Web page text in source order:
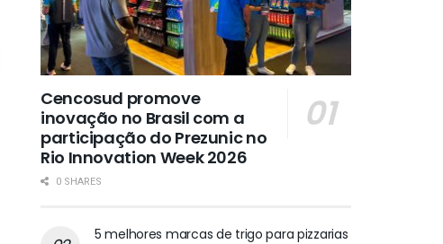
Cencosud promove
inovação no Brasil com a
participação do Prezunic no
Rio Innovation Week 2026
0 SHARES
5 melhores marcas de trigo para pizzarias